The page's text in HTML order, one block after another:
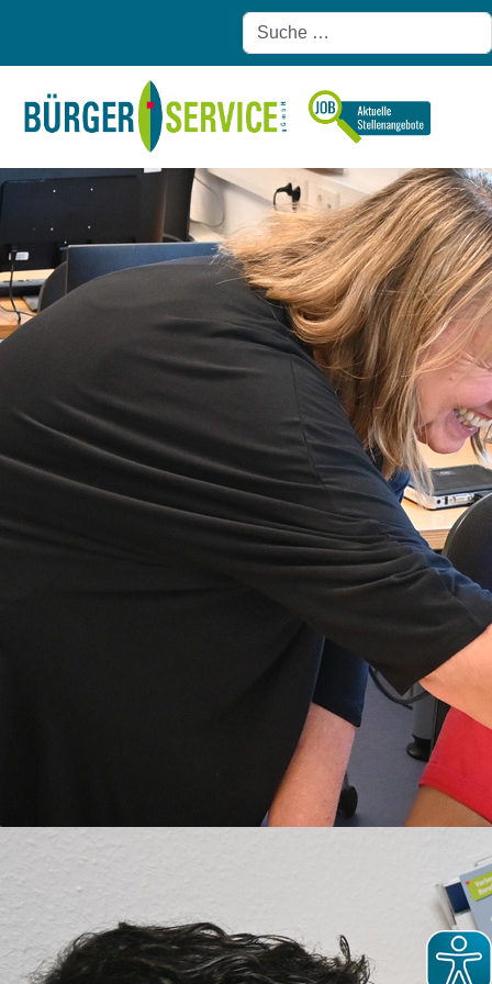
Teilhabe an Bildung und Arbeit
Jobfux an der KBRS+ und den Berufsschulen
Jobfux an der KBRS+ und den
Berufsschulen